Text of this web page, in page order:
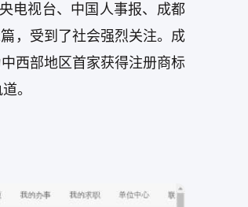
电视台、中国人事报、成都
，受到了社会强烈关注。成
西部地区首家获得注册商标
。